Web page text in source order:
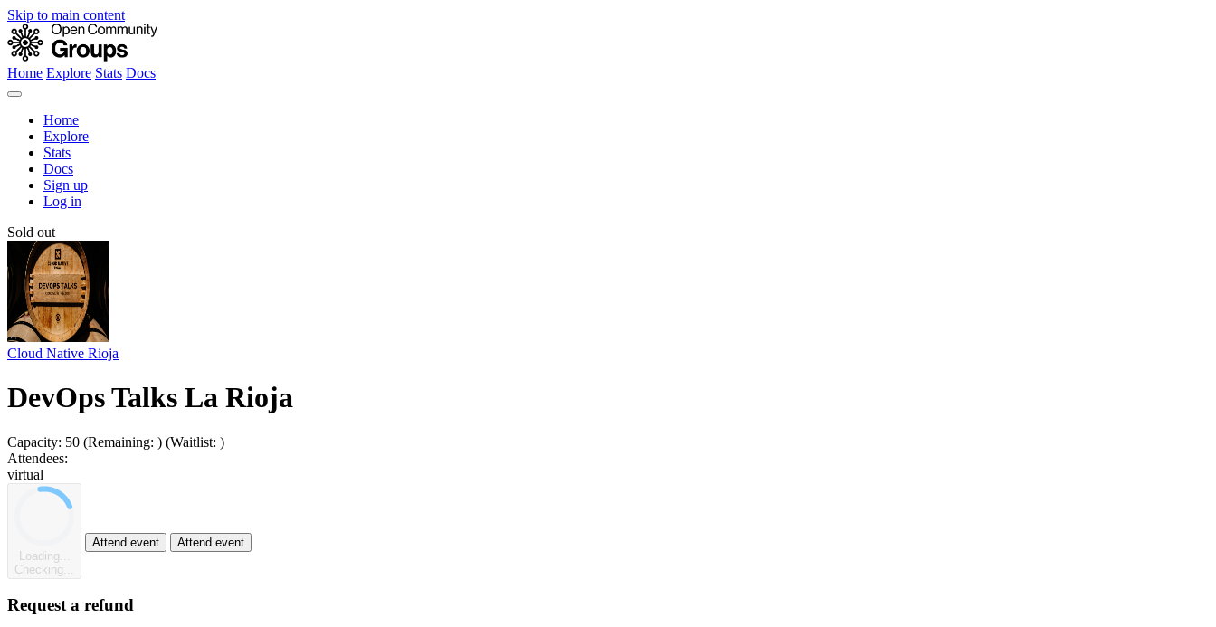
Skip to main content
Home Explore Stats Docs
Home
Explore
Stats
Docs
Sign up
Log in
Sold out
Cloud Native Rioja
DevOps Talks La Rioja
Capacity: 50 (Remaining: ) (Waitlist: )
Attendees:
virtual
Loading...
Checking...
Attend event Attend event
Request a refund